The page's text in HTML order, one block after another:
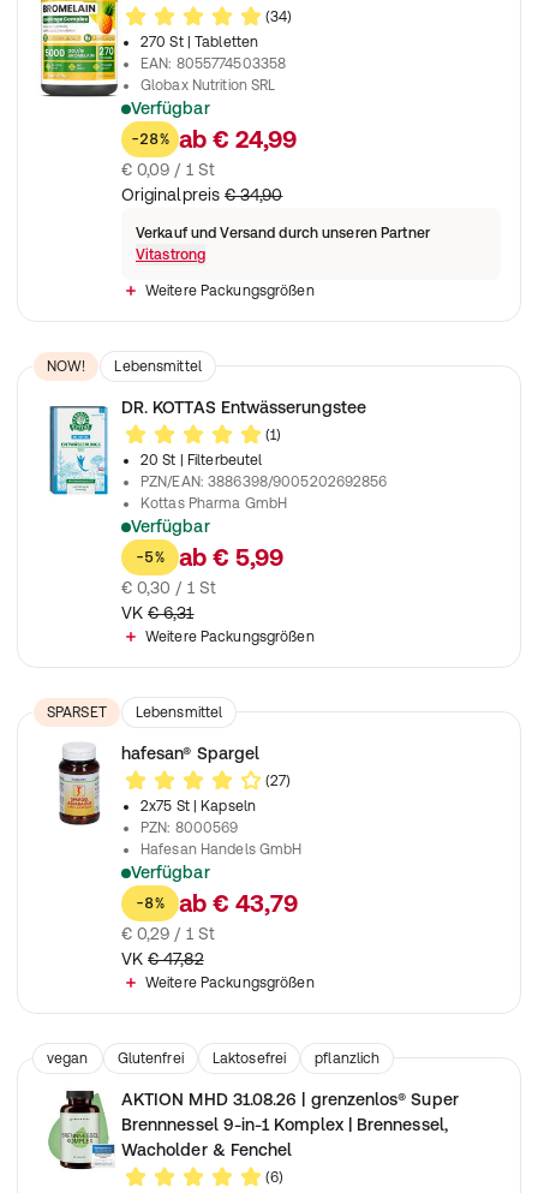
(34)
270 St
| Tabletten
EAN: 8055774503358
Globax Nutrition SRL
Verfügbar
Natürliche Unterstützung für Drainage, leichte Beine und
-28% ab € 24,99
€ 0,09 / 1 St
Originalpreis € 34,90
Verkauf und Versand durch unseren Partner
Vitastrong
Weitere Packungsgrößen
NOW! Lebensmittel
DR. KOTTAS Entwässerungstee
(1)
20 St
| Filterbeutel
PZN/EAN:3886398/9005202692856
Kottas Pharma GmbH
Verfügbar
Zur Erhöhung der Harnmenge bei Wasserspeicherung im
-5% ab € 5,99
€ 0,30 / 1 St
VK € 6,31
Weitere Packungsgrößen
SPARSET Lebensmittel
hafesan® Spargel
(27)
2x75 St
| Kapseln
PZN: 8000569
Hafesan Handels GmbH
Verfügbar
Zum entwässern und entschlacken des Körper auf natürliche
-8% ab € 43,79
€ 0,29 / 1 St
VK € 47,82
Weitere Packungsgrößen
vegan Glutenfrei Laktosefrei
pflanzlich
Nahrungsergänzungsmittel
AKTION MHD 31.08.26 | grenzenlos® Super
Brennnessel 9-in-1 Komplex | Brennessel,
Wacholder & Fenchel
(6)